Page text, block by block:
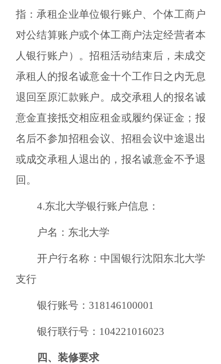
指：承租企业单位银行账户、个体工商户
对公结算账户或个体工商户法定经营者本
人银行账户）。招租活动结束后，未成交
承租人的报名诚意金十个工作日之内无息
退回至原汇款账户。成交承租人的报名诚
意金直接抵交相应租金或履约保证金；报
名后不参加招租会议、招租会议中途退出
或成交承租人退出的，报名诚意金不予退
回。
4.东北大学银行账户信息：
户名：东北大学
开户行名称：中国银行沈阳东北大学
支行
银行账号： 318146100001
银行联行号： 104221016023
四、装修要求